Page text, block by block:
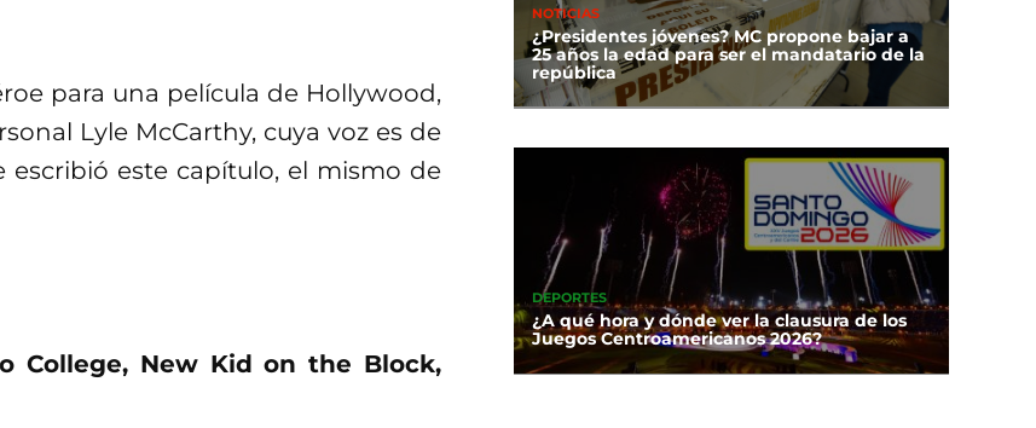
para una película de Hollywood,
Lyle McCarthy, cuya voz es de
escribió este capítulo, el mismo de
College, New Kid on the Block,
NOTICIAS
¿Presidentes jóvenes? MC propone bajar a
25 años la edad para ser el mandatario de la
república
DEPORTES
¿A qué hora y dónde ver la clausura de los
Juegos Centroamericanos 2026?